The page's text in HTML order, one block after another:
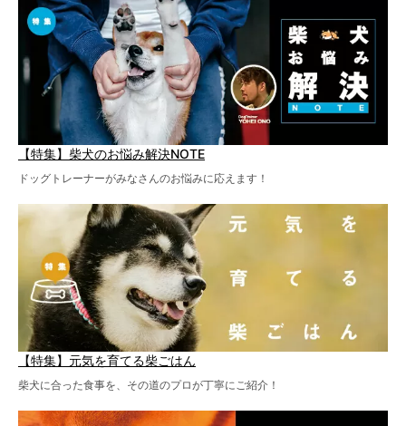
【特集】柴犬のお悩み解決NOTE
ドッグトレーナーがみなさんのお悩みに応えます！
【特集】元気を育てる柴ごはん
柴犬に合った食事を、その道のプロが丁寧にご紹介！